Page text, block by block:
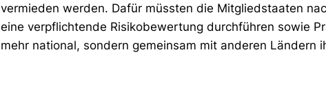
vermieden werden. Dafür müssten die Mitgliedstaaten
eine verpflichtende Risikobewertung durchführen sowie
mehr national, sondern gemeinsam mit anderen Ländern